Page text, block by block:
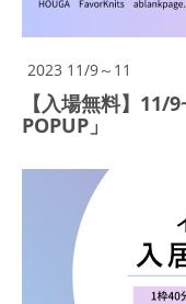
2023 11/9～11
【入場無料】11/
POPUP」